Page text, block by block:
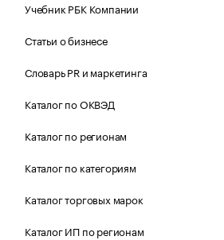
Учебник РБК Компании
Статьи о бизнесе
Словарь PR и маркетинга
Каталог по ОКВЭД
Каталог по регионам
Каталог по категориям
Каталог торговых марок
Каталог ИП по регионам